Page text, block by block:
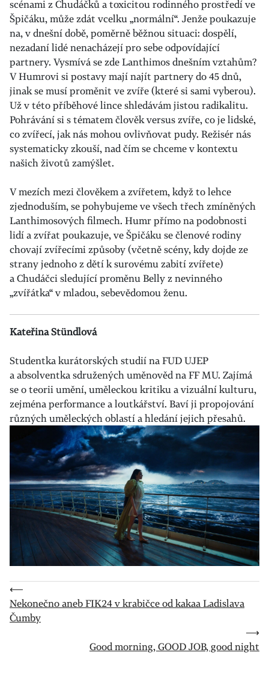
scénami z Chudáčků a toxicitou rodinného prostředí ve
Špičáku, může zdát vcelku „normální“. Jenže poukazuje
na, v dnešní době, poměrně běžnou situaci: dospělí,
nezadaní lidé nenacházejí pro sebe odpovídající
partnery. Vysmívá se zde Lanthimos dnešním vztahům?
V Humrovi si postavy mají najít partnery do 45 dnů,
jinak se musí proměnit ve zvíře (které si sami vyberou).
Už v této příběhové lince shledávám jistou radikalitu.
Pohrávání si s tématem člověk versus zvíře, co je lidské,
co zvířecí, jak nás mohou ovlivňovat pudy. Režisér nás
systematicky zkouší, nad čím se chceme v kontextu
našich životů zamýšlet.
V mezích mezi člověkem a zvířetem, když to lehce
zjednoduším, se pohybujeme ve všech třech zmíněných
Lanthimosových filmech. Humr přímo na podobnosti
lidí a zvířat poukazuje, ve Špičáku se členové rodiny
chovají zvířecími způsoby (včetně scény, kdy dojde ze
strany jednoho z dětí k surovému zabití zvířete)
a Chudáčci sledující proměnu Belly z nevinného
„zvířátka“ v mladou, sebevědomou ženu.
Kateřina Stündlová
Studentka kurátorských studií na FUD UJEP
a absolventka sdružených uměnověd na FF MU. Zajímá
se o teorii umění, uměleckou kritiku a vizuální kulturu,
zejména performance a loutkářství. Baví ji propojování
různých uměleckých oblastí a hledání jejich přesahů.
⟵
Nekonečno aneb FIK24 v krabičce od kakaa Ladislava
Čumby
⟶
Good morning, GOOD JOB, good night